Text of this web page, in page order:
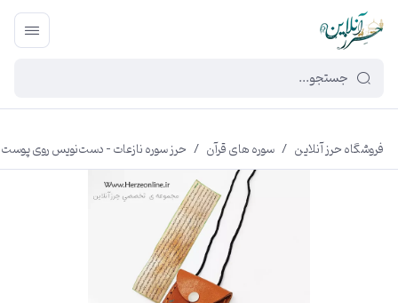
449f43cf-3da2-4422-bb12-2566cb5b8b05
فروشگاه حرز آنلاین / سوره های قرآن / حرز سوره نازعات – دست‌نویس روی پوست